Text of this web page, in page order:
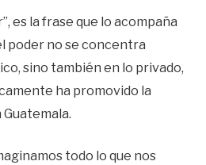
es la frase que lo acompaña
poder no se concentra
sino también en lo privado,
ha promovido la
todo lo que nos